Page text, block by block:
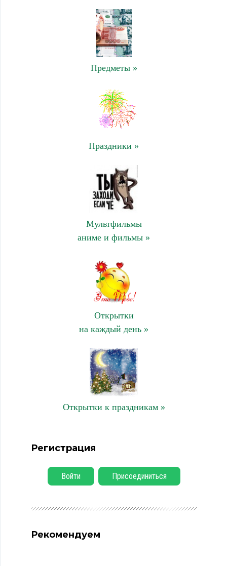
Предметы »
Праздники »
Мультфильмы
аниме и фильмы »
Открытки
на каждый день »
Открытки к праздникам »
Регистрация
Войти Присоединиться
Рекомендуем